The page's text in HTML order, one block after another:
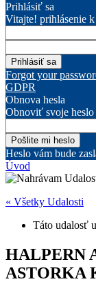
Prihlásiť sa
Vitajte! prihlásenie k
Forgot your
GDPR
Obnova hesla
Obnoviť svoje heslo
Heslo vám bude
Úvod
« Všetky Udalosti
Táto udalosť
HALPERN
ASTORKA